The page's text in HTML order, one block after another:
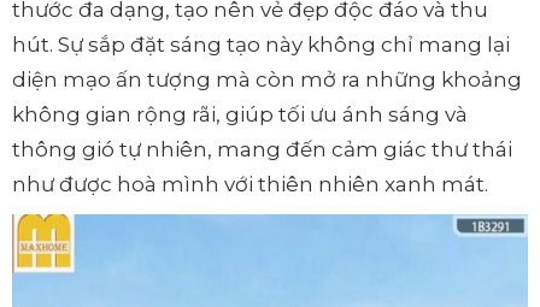
thước đa dạng, tạo nên vẻ đẹp độc đáo và thu
hút. Sự sắp đặt sáng tạo này không chỉ mang lại
diện mạo ấn tượng mà còn mở ra những khoảng
không gian rộng rãi, giúp tối ưu ánh sáng và
thông gió tự nhiên, mang đến cảm giác thư thái
như được hoà mình với thiên nhiên xanh mát.